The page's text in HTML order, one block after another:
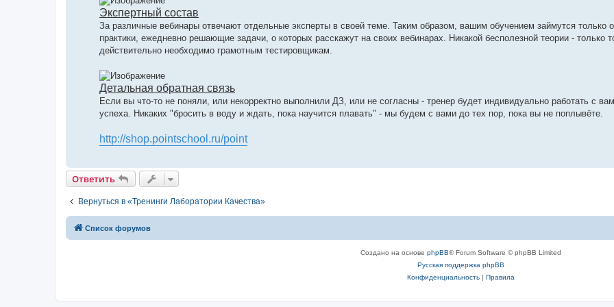
Экспертный состав
За различные вебинары отвечают отдельные эксперты в своей теме. Таким образом, вашим обучением займутся только
практики, ежедневно решающие задачи, о которых расскажут на своих вебинарах. Никакой бесполезной теории - только
действительно необходимо грамотным тестировщикам.
Детальная обратная связь
Если вы что-то не поняли, или некорректно выполнили ДЗ, или не согласны - тренер будет индивидуально работать с
успеха. Никаких "бросить в воду и ждать, пока научится плавать" - мы будем с вами до тех пор, пока вы не поплывёте.
http://shop.pointschool.ru/point
Ответить
Вернуться в «Тренинги Лаборатории Качества»
Список форумов
Создано на основе phpBB® Forum Software © phpBB Limited
Русская поддержка phpBB
Конфиденциальность| Правила